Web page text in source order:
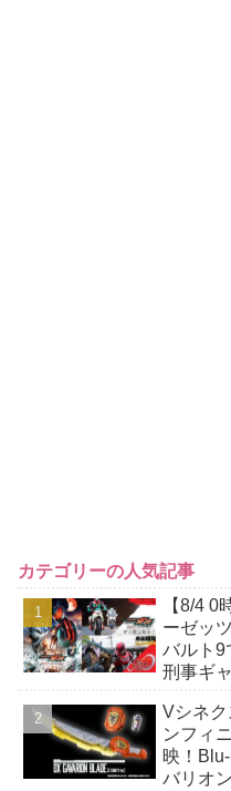
カテゴリーの人気記事
【8/4
ーゼッ
バルト9
刑事ギ
ら登場
Vシネ
ンフィ
映！
バリオ